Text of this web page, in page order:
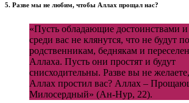
5. Разве мы не любим, чтобы Аллах прощал нас?
«Пусть обладающие достоинствами и
среди вас не клянутся, что не будут
родственникам, беднякам и
Аллаха. Пусть они простят и будут
снисходительны. Разве вы не
Аллах простил вас? Аллах –
Милосердный» (Ан-Нур, 22).